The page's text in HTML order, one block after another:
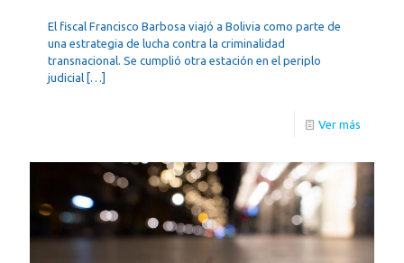
El fiscal Francisco Barbosa viajó a Bolivia como parte de
una estrategia de lucha contra la criminalidad
transnacional. Se cumplió otra estación en el periplo
judicial […]
Ver más